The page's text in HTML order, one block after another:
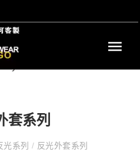
套系列
光系列/ 反光外套系列